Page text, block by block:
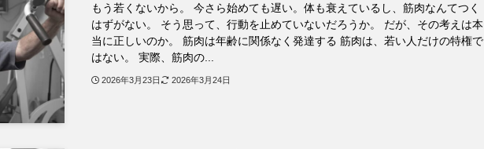
もう若くないから。 今さら始めても遅い。体も衰えているし、筋肉なんてつく
はずがない。 そう思って、行動を止めていないだろうか。 だが、その考えは本
当に正しいのか。 筋肉は年齢に関係なく発達する 筋肉は、若い人だけの特権で
はない。 実際、筋肉の...
2026年3月23日 2026年3月24日